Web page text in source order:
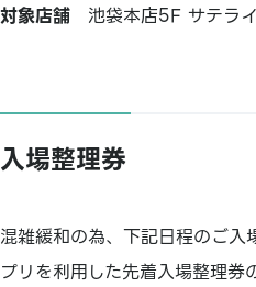
対象店舗 池袋本店5F サテラ
入場整理券
混雑緩和の為、下記日程のご入
プリを利用した先着入場整理券